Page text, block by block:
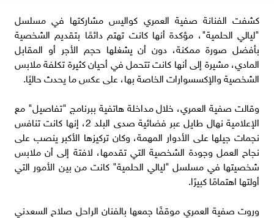
كشفت الفنانة صفية العمري كواليس مشاركتها في مسلسل
"ليالي الحلمية"، مؤكدة أنها كانت تهتم دائمًا بتقديم الشخصية
بأفضل صورة ممكنة، دون أن يشغلها حجم الأجر أو المقابل
المادي، مشيرة إلى أنها كانت تتحمل في أحيان كثيرة تكلفة ملابس
الشخصية والإكسسوارات الخاصة بها، على عكس ما يحدث حاليًا.
وقالت صفية العمري، خلال مداخلة هاتفية ببرنامج "تفاصيل" مع
الإعلامية نهال طايل عبر فضائية صدى البلد 2، إنها كانت تنافس
نجمات جيلها على الأدوار المهمة، وكان تركيزها الأكبر ينصب على
نجاح العمل وجودة الشخصية التي تقدمها، لافتة إلى أن ملابس
شخصيتها في مسلسل "ليالي الحلمية" كانت من بين الأمور التي
أولتها اهتمامًا كبيرًا.
وروت صفية العمري موقفًا جمعها بالفنان الراحل صلاح السعدني